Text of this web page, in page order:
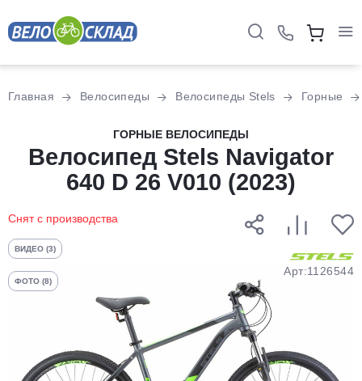
Главная Велосипеды Велосипеды Stels Горные
ГОРНЫЕ ВЕЛОСИПЕДЫ
Велосипед Stels Navigator
640 D 26 V010 (2023)
Снят с производства
ВИДЕО (3)
ФОТО (8)
Арт:1126544
Разбейте
оплатуна части
без переплат
График платежей